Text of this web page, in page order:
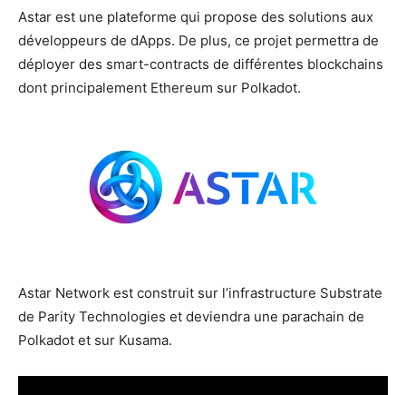
Astar est une plateforme qui propose des solutions aux
développeurs de dApps. De plus, ce projet permettra de
déployer des smart-contracts de différentes blockchains
dont principalement Ethereum sur Polkadot.
Astar Network est construit sur l’infrastructure Substrate
de Parity Technologies et deviendra une parachain de
Polkadot et sur Kusama.